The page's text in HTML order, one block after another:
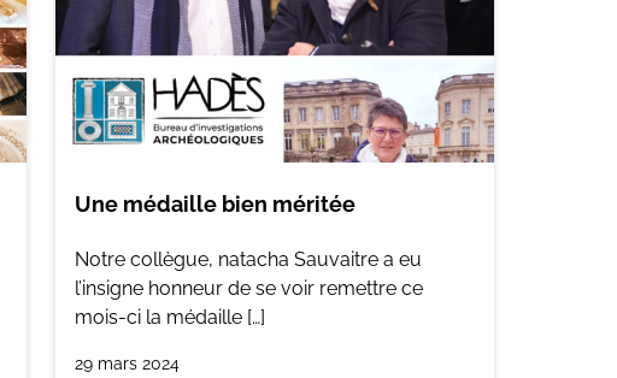
Une médaille bien méritée
Notre collègue, natacha Sauvaitre a eu
l’insigne honneur de se voir remettre ce
mois-ci la médaille […]
29 mars 2024